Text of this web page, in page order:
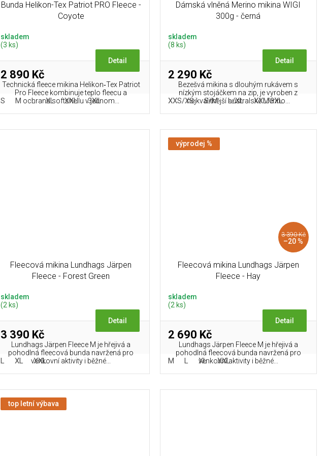
Bunda Helikon-Tex Patriot PRO Fleece -
Coyote
skladem
(3 ks)
2 890 Kč
Detail
Technická fleece mikina Helikon‑Tex Patriot
Pro Fleece kombinuje teplo fleecu a
ochranu softshellu v jednom...
S M L XL XXL 3XL
Dámská vlněná Merino mikina WIGI
300g - černá
skladem
(8 ks)
2 290 Kč
Detail
Bezešvá mikina s dlouhým rukávem s
nízkým stojáčkem na zip, je vyroben z
nejkvalitnější australské Merino...
XXS/XS S/M L/XL XXL/3XL
Fleecová mikina Lundhags Järpen
Fleece - Forest Green
skladem
(2 ks)
3 390 Kč
Detail
Lundhags Järpen Fleece M je hřejivá a
pohodlná fleecová bunda navržená pro
venkovní aktivity i běžné...
L XL XXL
výprodej %
3 390 Kč
–20 %
Fleecová mikina Lundhags Järpen
Fleece - Hay
skladem
(2 ks)
2 690 Kč
Detail
Lundhags Järpen Fleece M je hřejivá a
pohodlná fleecová bunda navržená pro
venkovní aktivity i běžné...
M L XL XXL
top letní výbava